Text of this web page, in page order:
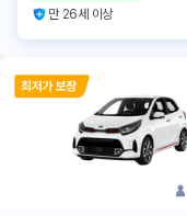
만 26세 이상